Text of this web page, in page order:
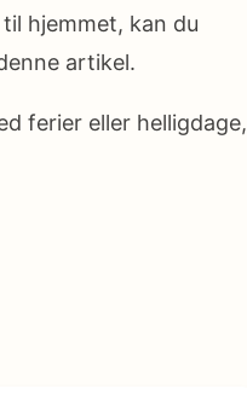
hjemmet, kan du
artikel.
ferier eller helligdage,